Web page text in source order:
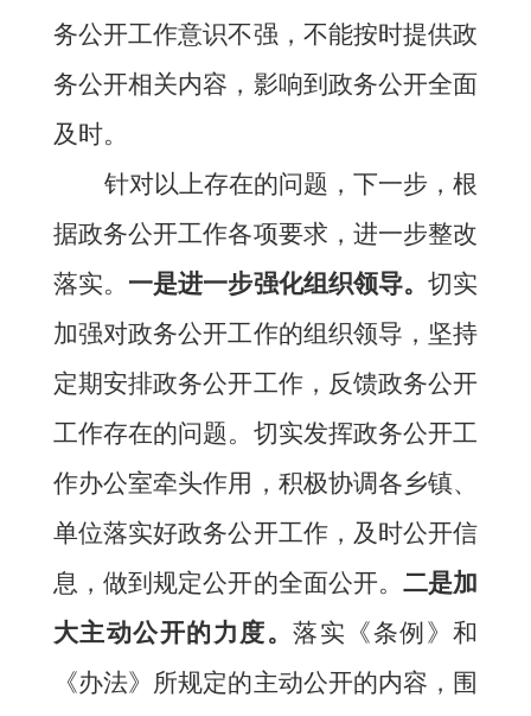
务公开工作意识不强，不能按时提供政
务公开相关内容，影响到政务公开全面
及时。
针对以上存在的问题，下一步， 根
据政务公开工作各项要求，进一步整改
落实。 一是进一步强化组织领导。 切实
加强对政务公开工作的组织领导，坚持
定期安排政务公开工作，反馈政务公开
工作存在的问题。切实发挥政务公开工
作办公室牵头作用，积极协调各乡镇、
单位落实好政务公开工作，及时公开信
息，做到规定公开的全面公开。 二是加
大主动公开的力度。落实《条例》和
《办法》所规定的主动公开的内容，围